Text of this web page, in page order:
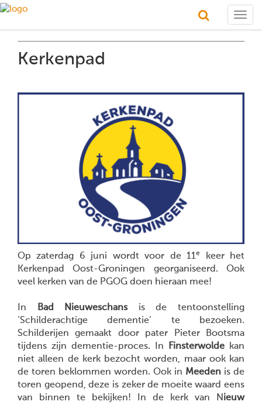
Kerkenpad
Op zaterdag 6 juni wordt voor de 11e
keer het
Kerkenpad Oost-Groningen georganiseerd. Ook
veel kerken van de PGOG doen hieraan mee!
In Bad Nieuweschansis de tentoonstelling
‘Schilderachtige dementie’ te bezoeken.
Schilderijen gemaakt door pater Pieter Bootsma
tijdens zijn dementie-proces. In
Finsterwolde kan
niet alleen de kerk bezocht worden, maar ook kan
de toren beklommen worden. Ook in Meeden is de
toren geopend, deze is zeker de moeite waard eens
van binnen te bekijken! In de kerk van N ieuw